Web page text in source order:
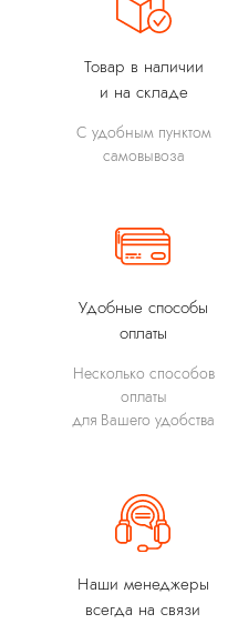
Товар в наличии
и на складе
Удобные способы
оплаты
Наши менеджеры
всегда на связи
С удобным пунктом
самовывоза
Несколько способов
оплаты
для Вашего удобства